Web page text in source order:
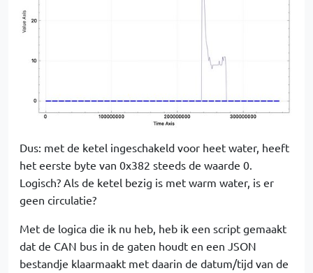
Dus: met de ketel ingeschakeld voor heet water, heeft
het eerste byte van 0x382 steeds de waarde 0.
Logisch? Als de ketel bezig is met warm water, is er
geen circulatie?
Met de logica die ik nu heb, heb ik een script gemaakt
dat de CAN bus in de gaten houdt en een JSON
bestandje klaarmaakt met daarin de datum/tijd van de